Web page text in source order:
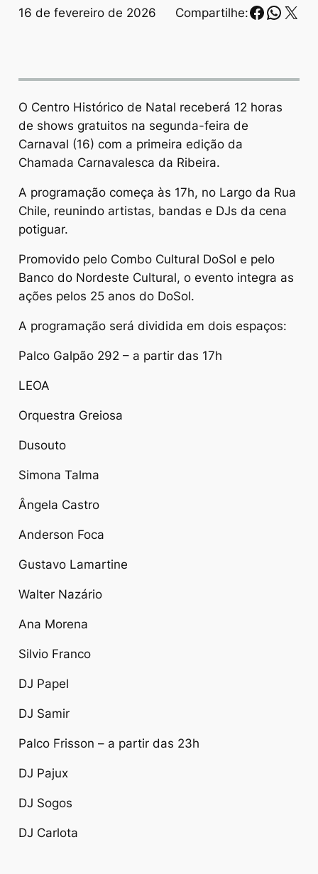
16 de fevereiro de 2026 Compartilhe: X
O Centro Histórico de Natal receberá 12 horas
de shows gratuitos na segunda-feira de
Carnaval (16) com a primeira edição da
Chamada Carnavalesca da Ribeira.
A programação começa às 17h, no Largo da Rua
Chile, reunindo artistas, bandas e DJs da cena
potiguar.
Promovido pelo Combo Cultural DoSol e pelo
Banco do Nordeste Cultural, o evento integra as
ações pelos 25 anos do DoSol.
A programação será dividida em dois espaços:
Palco Galpão 292 – a partir das 17h
LEOA
Orquestra Greiosa
Dusouto
Simona Talma
Ângela Castro
Anderson Foca
Gustavo Lamartine
Walter Nazário
Ana Morena
Silvio Franco
DJ Papel
DJ Samir
Palco Frisson – a partir das 23h
DJ Pajux
DJ Sogos
DJ Carlota